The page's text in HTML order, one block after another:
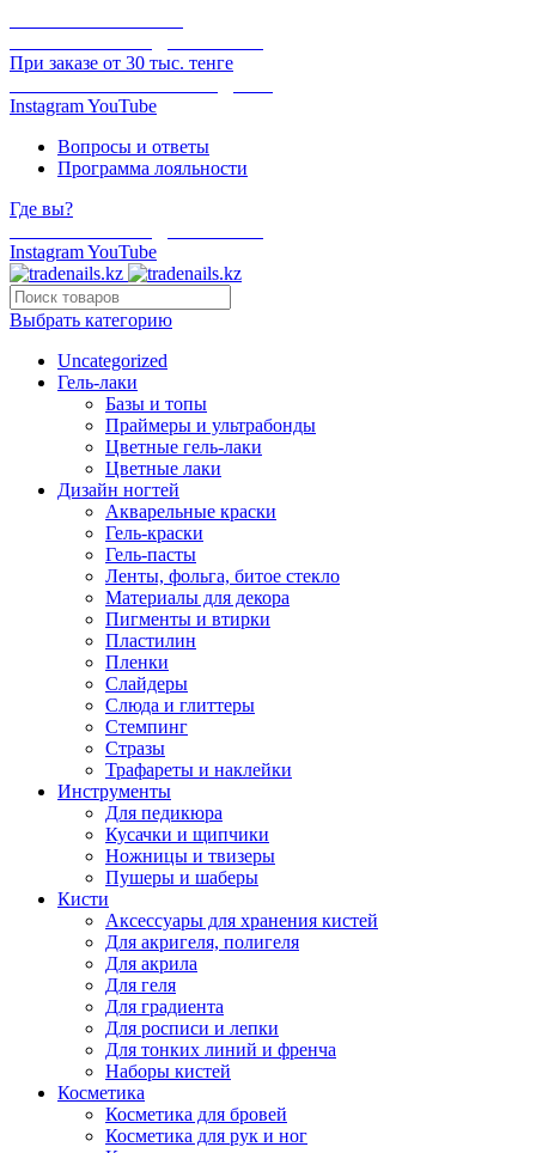
При заказе от 30 тыс. тенге
InstagramYouTube
Вопросы и ответы
Программа лояльности
Где вы?
InstagramYouTube
Выбрать категорию
Uncategorized
Гель-лаки
Базы и топы
Праймеры и ультрабонды
Цветные гель-лаки
Цветные лаки
Дизайн ногтей
Акварельные краски
Гель-краски
Гель-пасты
Ленты, фольга, битое стекло
Материалы для декора
Пигменты и втирки
Пластилин
Пленки
Слайдеры
Слюда и глиттеры
Стемпинг
Стразы
Трафареты и наклейки
Инструменты
Для педикюра
Кусачки и щипчики
Ножницы и твизеры
Пушеры и шаберы
Кисти
Аксессуары для хранения кистей
Для акригеля, полигеля
Для акрила
Для геля
Для градиента
Для росписи и лепки
Для тонких линий и френча
Наборы кистей
Косметика
Косметика для бровей
Косметика для рук и ног